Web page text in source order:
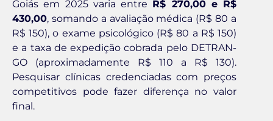
Goiás em 2025 varia entre R$ 270,00 e R$
430,00, somando a avaliação médica (R$ 80 a
R$ 150), o exame psicológico (R$ 80 a R$ 150)
e a taxa de expedição cobrada pelo DETRAN-
GO (aproximadamente R$ 110 a R$ 130).
Pesquisar clínicas credenciadas com preços
competitivos pode fazer diferença no valor
final.